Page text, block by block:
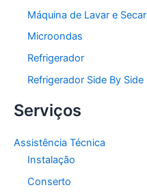
Máquina de Lavar e Secar
Microondas
Refrigerador
Refrigerador Side By Side
Serviços
Assistência Técnica
Instalação
Conserto